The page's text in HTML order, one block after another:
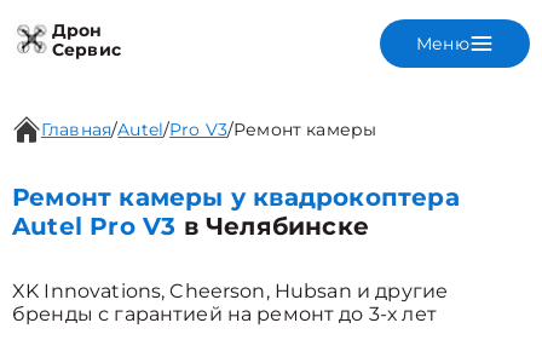
Дрон
Сервис
Меню
Главная/Autel/Pro V3/Ремонт камеры
Ремонт камеры у квадрокоптера
Autel Pro V3 в Челябинске
XK Innovations, Cheerson, Hubsan и другие
бренды с гарантией на ремонт до 3-х лет